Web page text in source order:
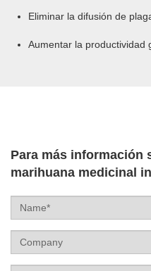
Eliminar la difusión de
Aumentar la productividad
Para más información
marihuana medicinal
Name
Company